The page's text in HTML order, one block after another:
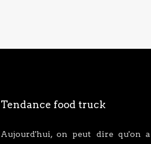
Tendance food truck
Aujourd'hui, on peut dire qu'on a